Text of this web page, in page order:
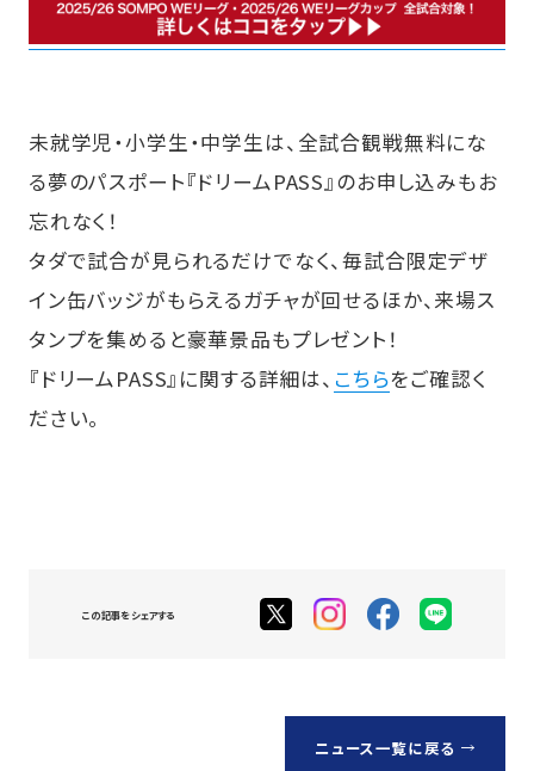
未就学児・小学生・中学生は、全試合観戦無料にな
る夢のパスポート『ドリームPASS』のお申し込みもお
忘れなく！
タダで試合が見られるだけでなく、毎試合限定デザ
イン缶バッジがもらえるガチャが回せるほか、来場ス
タンプを集めると豪華景品もプレゼント！
『ドリームPASS』に関する詳細は、 こちらをご確認く
ださい。
この記事をシェアする
ニュース一覧に戻る